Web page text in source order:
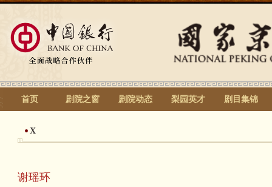
首页 剧院之窗 剧院动态 梨园英才 剧目集锦
X
谢瑶环